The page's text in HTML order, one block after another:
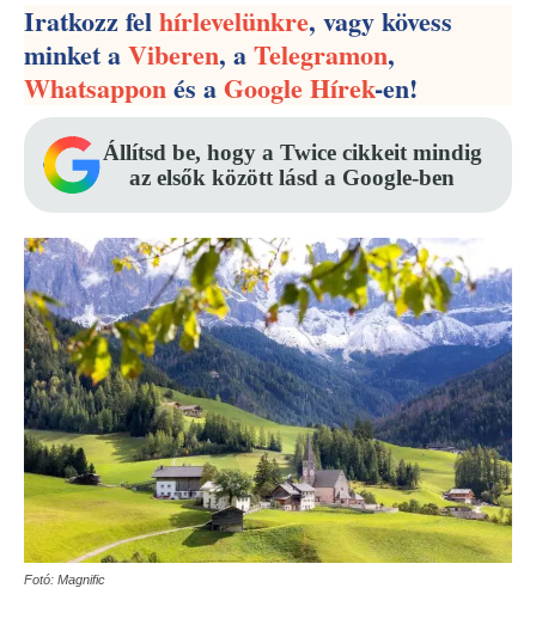
Iratkozz felhírlevelünkre, vagy kövess
minket aViberen, aTelegramon,
Whatsapponés aGoogle Hírek-en!
Állítsd be, hogy a Twice cikkeit mindig
az elsők között lásd a Google-ben
Fotó: Magnific